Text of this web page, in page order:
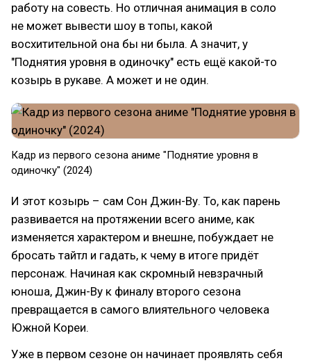
работу на совесть. Но отличная анимация в соло
не может вывести шоу в топы, какой
восхитительной она бы ни была. А значит, у
"Поднятия уровня в одиночку" есть ещё какой-то
козырь в рукаве. А может и не один.
Кадр из первого сезона аниме "Поднятие уровня в
одиночку" (2024)
И этот козырь – сам Сон Джин-Ву. То, как парень
развивается на протяжении всего аниме, как
изменяется характером и внешне, побуждает не
бросать тайтл и гадать, к чему в итоге придёт
персонаж. Начиная как скромный невзрачный
юноша, Джин-Ву к финалу второго сезона
превращается в самого влиятельного человека
Южной Кореи.
Уже в первом сезоне он начинает проявлять себя